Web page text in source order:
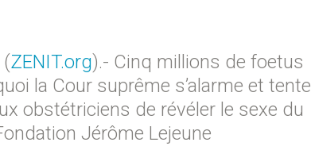
ZENIT.org).- Cinq millions de foetus
la Cour suprême s’alarme et tente
obstétriciens de révéler le sexe du
Jérôme Lejeune